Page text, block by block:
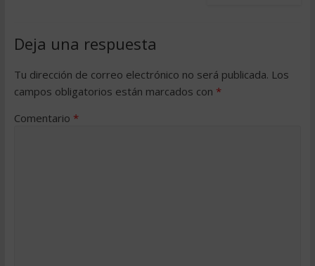
Deja una respuesta
Tu dirección de correo electrónico no será publicada. Los
campos obligatorios están marcados con *
Comentario *